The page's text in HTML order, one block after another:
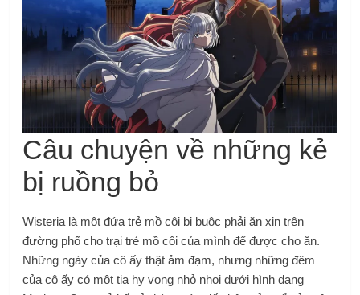
Câu chuyện về những kẻ
bị ruồng bỏ
Wisteria là một đứa trẻ mồ côi bị buộc phải ăn xin trên
đường phố cho trại trẻ mồ côi của mình để được cho ăn.
Những ngày của cô ấy thật ảm đạm, nhưng những đêm
của cô ấy có một tia hy vọng nhỏ nhoi dưới hình dạng